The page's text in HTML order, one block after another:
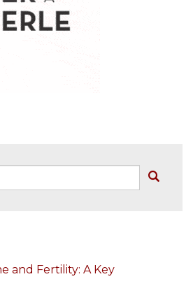
and Fertility: A Key